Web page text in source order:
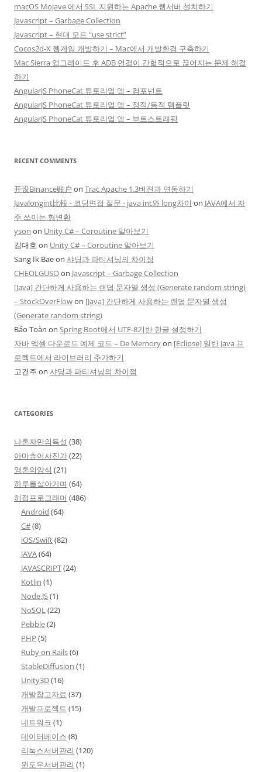
macOS Mojave 에서 SSL 지원하는 Apache 웹서버 설치하기
Javascript – Garbage Collection
Javascript – 현대 모드 “use strict”
Cocos2d-X 웹게임 개발하기 – Mac에서 개발환경 구축하기
Mac Sierra 업그레이드 후 ADB 연결이 간헐적으로 끊어지는 문제 해결
하기
AngularJS PhoneCat 튜토리얼 앱 – 컴포넌트
AngularJS PhoneCat 튜토리얼 앱 – 정적/동적 템플릿
AngularJS PhoneCat 튜토리얼 앱 – 부트스트래핑
RECENT COMMENTS
开设Binance账户 on Trac Apache 1.3버젼과 연동하기
Javalongint比較 - 코딩면접 질문 - java int와 long차이 on JAVA에서 자
주 쓰이는 형변환
yson on Unity C# – Coroutine 알아보기
김대호 on Unity C# – Coroutine 알아보기
Sang Ik Baeon 샤딩과 파티셔닝의 차이점
CHEOLGUSOon Javascript – Garbage Collection
[Java] 간단하게 사용하는 랜덤 문자열 생성 (Generate random string)
– StockOverFlowon [Java] 간단하게 사용하는 랜덤 문자열 생성
(Generate random string)
Bảo Toàn on Spring Boot에서 UTF-8기반 한글 설정하기
자바 엑셀 다운로드 예제 코드 – De Memoryon [Eclipse] 일반 Java 프
로젝트에서 라이브러리 추가하기
고건주 on 샤딩과 파티셔닝의 차이점
CATEGORIES
나혼자만의독설 (38)
아마츄어사진가(22)
영혼의양식 (21)
하루를살아가며 (64)
허접프로그래머 (486)
Android (64)
C#(8)
iOS/Swift(82)
JAVA(64)
JAVASCRIPT(24)
Kotlin (1)
Node.JS(1)
NoSQL(22)
Pebble(2)
PHP (5)
Ruby on Rails(6)
StableDiffusion (1)
Unity3D(16)
개발참고자료 (37)
개발프로젝트 (15)
네트워크 (1)
데이터베이스 (8)
리눅스서버관리 (120)
윈도우서버관리 (1)